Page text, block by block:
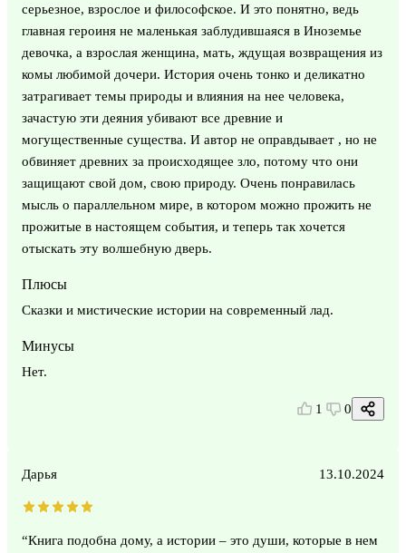
серьезное, взрослое и философское. И это понятно, ведь
главная героиня не маленькая заблудившаяся в Иноземье
девочка, а взрослая женщина, мать, ждущая возвращения из
комы любимой дочери. История очень тонко и деликатно
затрагивает темы природы и влияния на нее человека,
зачастую эти деяния убивают все древние и
могущественные существа. И автор не оправдывает , но не
обвиняет древних за происходящее зло, потому что они
защищают свой дом, свою природу. Очень понравилась
мысль о параллельном мире, в котором можно прожить не
прожитые в настоящем события, и теперь так хочется
отыскать эту волшебную дверь.
Плюсы
Сказки и мистические истории на современный лад.
Минусы
Нет.
1 0
Дарья 13.10.2024
“Книга подобна дому, а истории – это души, которые в нем